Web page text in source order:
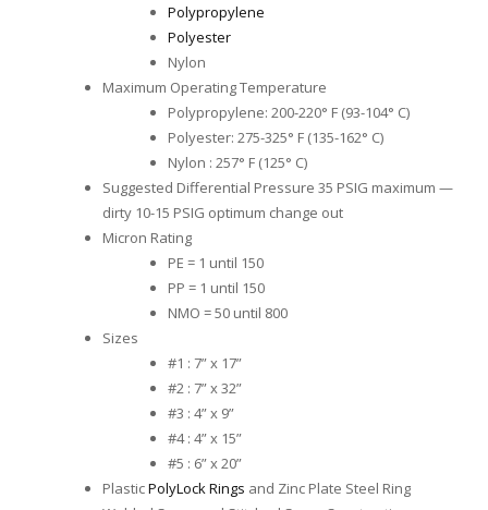
Polypropylene
Polyester
Nylon
Maximum Operating Temperature
Polypropylene: 200-220° F (93-104° C)
Polyester: 275-325° F (135-162° C)
Nylon : 257° F (125° C)
Suggested Differential Pressure 35 PSIG maximum —
dirty 10-15 PSIG optimum change out
Micron Rating
PE = 1 until 150
PP = 1 until 150
NMO = 50 until 800
Sizes
#1 : 7” x 17”
#2 : 7” x 32”
#3 : 4” x 9”
#4 : 4” x 15”
#5 : 6” x 20”
PlasticPolyLock Rings and Zinc Plate Steel Ring